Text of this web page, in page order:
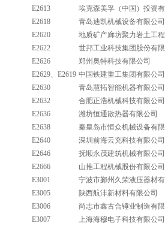
E2613
埃克森美孚（中国）投资
E2618
青岛迪凯机械设备有限公司
E2620
地质矿产廊坊聚力岩土工
E2622
世邦工业科技集团股份有
E2626
郑州奥特科技有限公司
E2629、E2619 中国铁建重工集团有限公司
E2630
青岛慧拓智能机器有限公司
E2632
合肥正浩机械科技有限公司
E2636
潍坊恒通散热器有限公司
E2638
秦皇岛市恒众机械设备有
E2640
深圳前海云充科技有限公司
E2646
抚顺永茂建筑机械有限公司
E2666
山推工程机械股份有限公司
E3001
宁波市鄞州久荣液压器材
E3005
陕西航沣新材料有限公司
E3006
尚志市鑫古合锤业制造有
E3007
上海海穆电子科技有限公司